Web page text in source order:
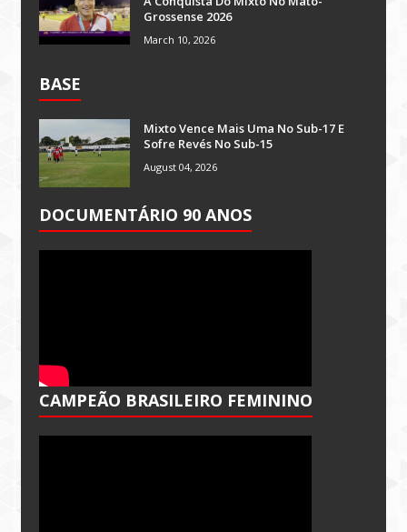
Grossense 2026
March 10, 2026
BASE
Mixto Vence Mais Uma No Sub-17 E
Sofre Revés No Sub-15
August 04, 2026
DOCUMENTÁRIO 90 ANOS
CAMPEÃO BRASILEIRO FEMININO